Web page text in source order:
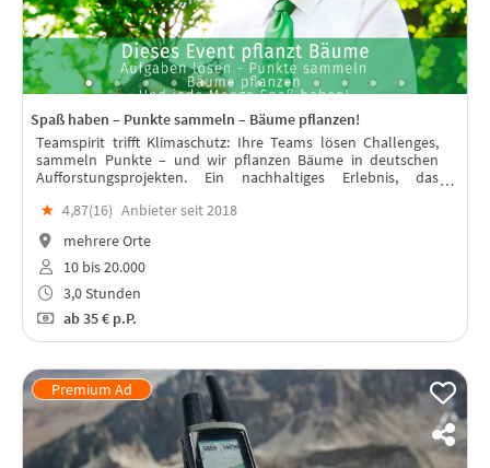
Spaß haben – Punkte sammeln – Bäume pflanzen!
Teamspirit trifft Klimaschutz: Ihre Teams lösen Challenges,
sammeln Punkte – und wir pflanzen Bäume in deutschen
Aufforstungsprojekten. Ein nachhaltiges Erlebnis, das
Mitarbeiterbindung.
★ 4,87(16) Anbieter seit 2018
mehrere Orte
10 bis 20.000
3,0 Stunden
ab35 € p.P.